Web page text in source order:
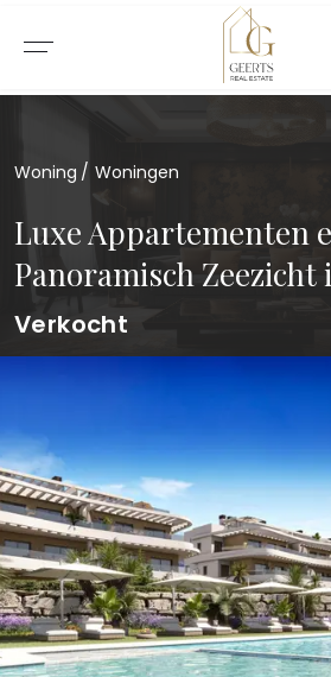
Woning Woningen
Luxe Appartementen
Panoramisch
Verkocht